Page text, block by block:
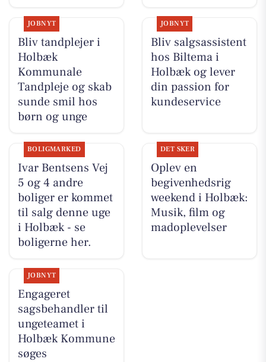
JOBNYT
Bliv tandplejer i
Holbæk
Kommunale
Tandpleje og skab
sunde smil hos
børn og unge
JOBNYT
Bliv salgsassistent
hos Biltema i
Holbæk og lever
din passion for
kundeservice
BOLIGMARKED
Ivar Bentsens Vej
5 og 4 andre
boliger er kommet
til salg denne uge
i Holbæk - se
boligerne her.
DET SKER
Oplev en
begivenhedsrig
weekend i Holbæk:
Musik, film og
madoplevelser
JOBNYT
Engageret
sagsbehandler til
ungeteamet i
Holbæk Kommune
søges